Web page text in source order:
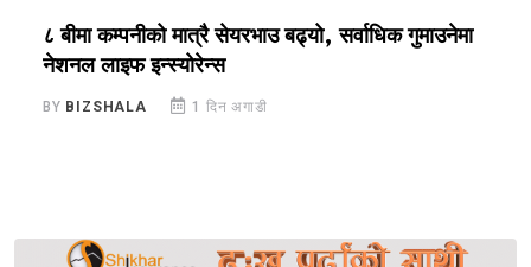
८ बीमा कम्पनीको मात्रै सेयरभाउ बढ्यो, सर्वाधिक गुमाउनेमा
नेशनल लाइफ इन्स्योरेन्स
BY BIZSHALA 1 दिन अगाडी